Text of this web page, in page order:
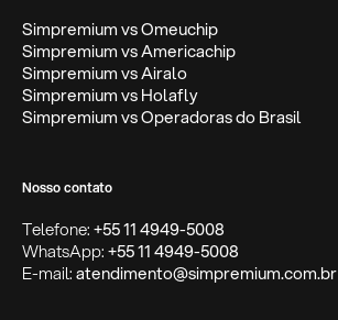
Simpremium vs Omeuchip
Simpremium vs Americachip
Simpremium vs Airalo
Simpremium vs Holafly
Simpremium vs Operadoras do Brasil
Nosso contato
Telefone:+55 11 4949-5008
WhatsApp:+55 11 4949-5008
E-mail:atendimento@simpremium.com.br